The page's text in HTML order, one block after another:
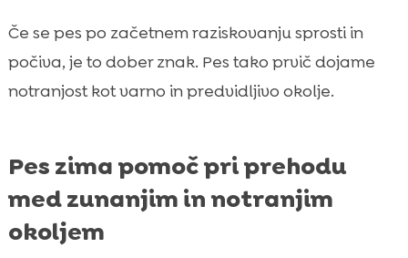
Če se pes po začetnem raziskovanju sprosti in
počiva, je to dober znak. Pes tako prvič dojame
notranjost kot varno in predvidljivo okolje.
Pes zima pomoč pri prehodu
med zunanjim in notranjim
okoljem